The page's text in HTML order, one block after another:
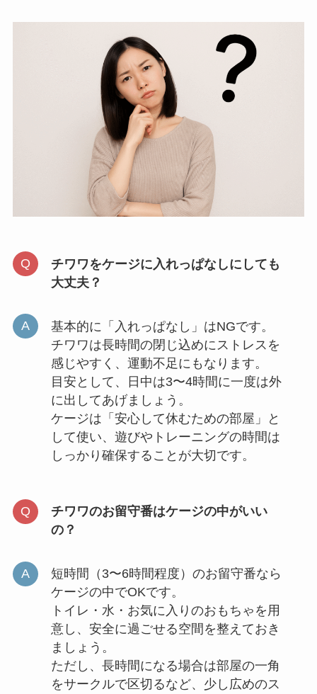
チワワをケージに入れっぱなしにしても
大丈夫？
基本的に「入れっぱなし」はNGです。
チワワは長時間の閉じ込めにストレスを
感じやすく、運動不足にもなります。
目安として、日中は3〜4時間に一度は外
に出してあげましょう。
ケージは「安心して休むための部屋」と
して使い、遊びやトレーニングの時間は
しっかり確保することが大切です。
チワワのお留守番はケージの中がいい
の？
短時間（3〜6時間程度）のお留守番なら
ケージの中でOKです。
トイレ・水・お気に入りのおもちゃを用
意し、安全に過ごせる空間を整えておき
ましょう。
ただし、長時間になる場合は部屋の一角
をサークルで区切るなど、少し広めのス